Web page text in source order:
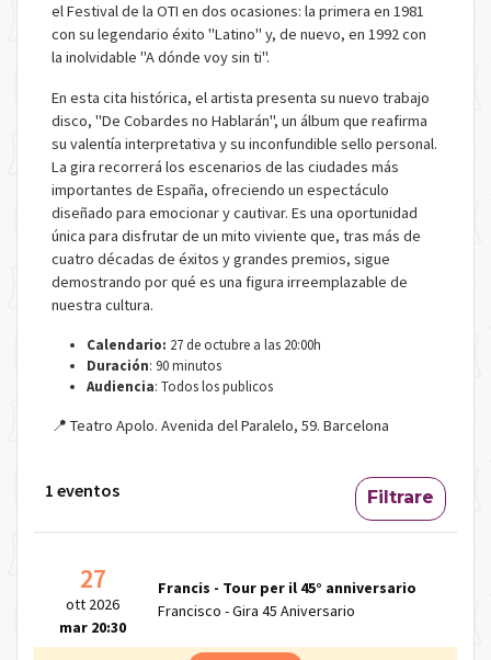
el Festival de la OTI en dos ocasiones: la primera en 1981
con su legendario éxito "Latino" y, de nuevo, en 1992 con
la inolvidable "A dónde voy sin ti".
En esta cita histórica, el artista presenta su nuevo trabajo
disco, "De Cobardes no Hablarán", un álbum que reafirma
su valentía interpretativa y su inconfundible sello personal.
La gira recorrerá los escenarios de las ciudades más
importantes de España, ofreciendo un espectáculo
diseñado para emocionar y cautivar. Es una oportunidad
única para disfrutar de un mito viviente que, tras más de
cuatro décadas de éxitos y grandes premios, sigue
demostrando por qué es una figura irreemplazable de
nuestra cultura.
Calendario: 27 de octubre a las 20:00h
Duración: 90 minutos
Audiencia: Todos los publicos
📍 Teatro Apolo. Avenida del Paralelo, 59. Barcelona
1 eventos Filtrare
27
ott 2026
mar 20:30
Francis - Tour per il 45° anniversario
Francisco - Gira 45 Aniversario